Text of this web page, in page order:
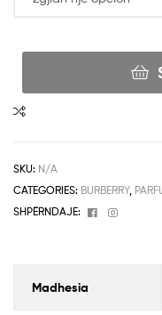
SKU: N/A
CATEGORIES: BURBERRY,
SHPËRNDAJE:
Facebook
Instagram
Madhesia